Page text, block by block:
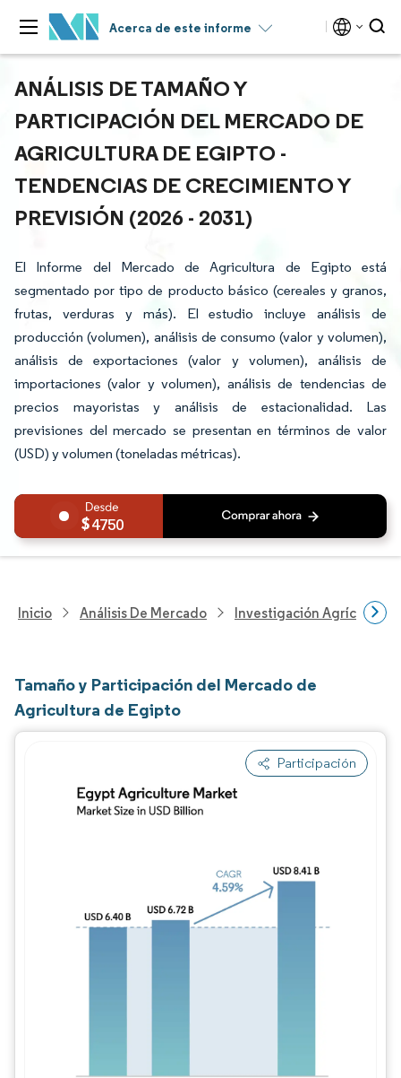
Acerca de este informe
ANÁLISIS DE TAMAÑO Y
PARTICIPACIÓN DEL MERCADO DE
AGRICULTURA DE EGIPTO -
TENDENCIAS DE CRECIMIENTO Y
PREVISIÓN (2026 - 2031)
El Informe del Mercado de Agricultura de Egipto está
segmentado por tipo de producto básico (cereales y granos,
frutas, verduras y más). El estudio incluye análisis de
producción (volumen), análisis de consumo (valor y volumen),
análisis de exportaciones (valor y volumen), análisis de
importaciones (valor y volumen), análisis de tendencias de
precios mayoristas y análisis de estacionalidad. Las
previsiones del mercado se presentan en términos de valor
(USD) y volumen (toneladas métricas).
4750
Inicio Análisis De Mercado Investigación Agrícola
Tamaño y Participación del Mercado de
Agricultura de Egipto
Participación